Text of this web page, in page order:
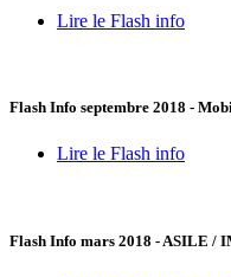
Lire le Flash info
Flash Info septembre 2018 -
Lire le Flash info
Flash Info mars 2018 - ASILE /